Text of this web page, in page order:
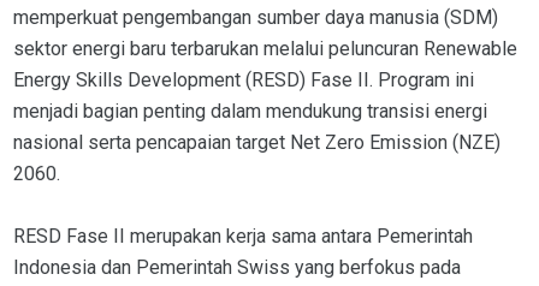
memperkuat pengembangan sumber daya manusia (SDM)
sektor energi baru terbarukan melalui peluncuran Renewable
Energy Skills Development (RESD) Fase II. Program ini
menjadi bagian penting dalam mendukung transisi energi
nasional serta pencapaian target Net Zero Emission (NZE)
2060.
RESD Fase II merupakan kerja sama antara Pemerintah
Indonesia dan Pemerintah Swiss yang berfokus pada